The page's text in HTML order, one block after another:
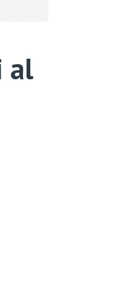
al